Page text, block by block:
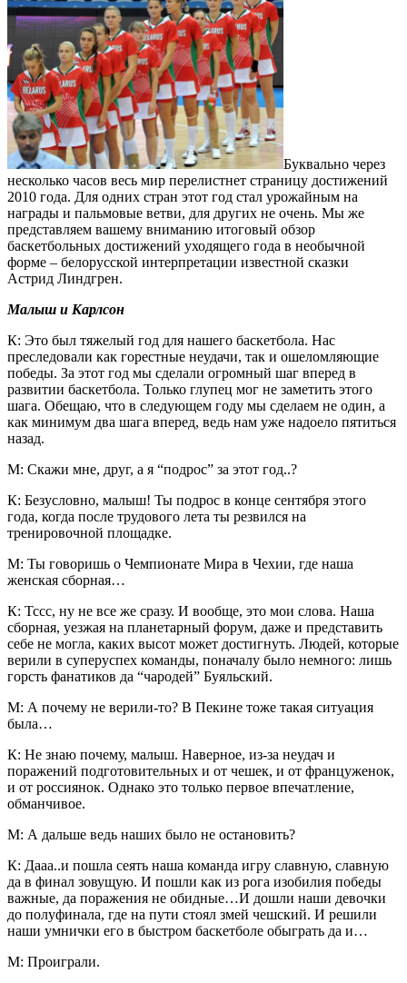
Буквально через
несколько часов весь мир перелистнет страницу достижений
2010 года. Для одних стран этот год стал урожайным на
награды и пальмовые ветви, для других не очень. Мы же
представляем вашему вниманию итоговый обзор
баскетбольных достижений уходящего года в необычной
форме – белорусской интерпретации известной сказки
Астрид Линдгрен.
Малыш и Карлсон
К: Это был тяжелый год для нашего баскетбола. Нас
преследовали как горестные неудачи, так и ошеломляющие
победы. За этот год мы сделали огромный шаг вперед в
развитии баскетбола. Только глупец мог не заметить этого
шага. Обещаю, что в следующем году мы сделаем не один, а
как минимум два шага вперед, ведь нам уже надоело пятиться
назад.
М: Скажи мне, друг, а я “подрос” за этот год..?
К: Безусловно, малыш! Ты подрос в конце сентября этого
года, когда после трудового лета ты резвился на
тренировочной площадке.
М: Ты говоришь о Чемпионате Мира в Чехии, где наша
женская сборная…
К: Тссс, ну не все же сразу. И вообще, это мои слова. Наша
сборная, уезжая на планетарный форум, даже и представить
себе не могла, каких высот может достигнуть. Людей, которые
верили в суперуспех команды, поначалу было немного: лишь
горсть фанатиков да “чародей” Буяльский.
М: А почему не верили-то? В Пекине тоже такая ситуация
была…
К: Не знаю почему, малыш. Наверное, из-за неудач и
поражений подготовительных и от чешек, и от француженок,
и от россиянок. Однако это только первое впечатление,
обманчивое.
М: А дальше ведь наших было не остановить?
К: Дааа..и пошла сеять наша команда игру славную, славную
да в финал зовущую. И пошли как из рога изобилия победы
важные, да поражения не обидные…И дошли наши девочки
до полуфинала, где на пути стоял змей чешский. И решили
наши умнички его в быстром баскетболе обыграть да и…
М: Проиграли.